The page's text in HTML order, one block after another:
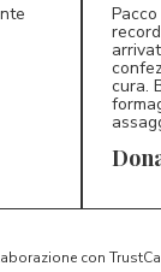
D*
cura.
con